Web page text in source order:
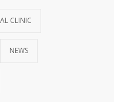
CLINIC
NEWS